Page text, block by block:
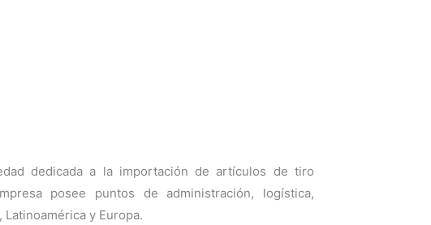
dedicada a la importación de artículos de tiro
posee puntos de administración, logística,
y Europa.